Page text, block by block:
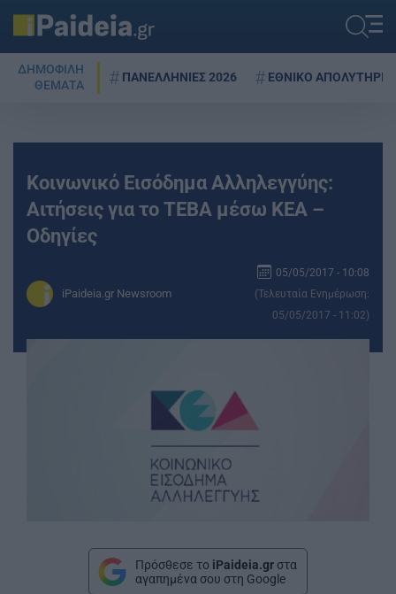
ΔΗΜΟΦΙΛΗ
ΘΕΜΑΤΑ
ΠΑΝΕΛΛΗΝΙΕΣ 2026 ΕΘΝΙΚΟ ΑΠΟΛΥΤΗΡΙΟ
Κοινωνικό Εισόδημα Αλληλεγγύης:
Αιτήσεις για το ΤΕΒΑ μέσω ΚΕΑ –
Οδηγίες
iPaideia.gr Newsroom
05/05/2017 - 10:08
(Τελευταία Ενημέρωση:
05/05/2017 - 11:02)
Πρόσθεσε το iPaideia.gr στα
αγαπημένα σου στη Google